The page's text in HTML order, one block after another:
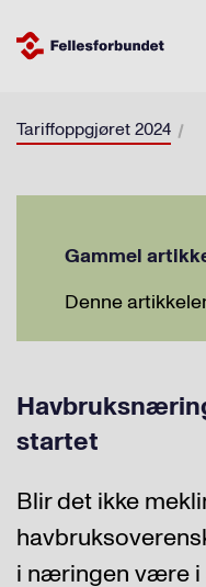
Tariffoppgjøret 2024
Gammel
Denne
startet
Blir det ikke
i næringen være i